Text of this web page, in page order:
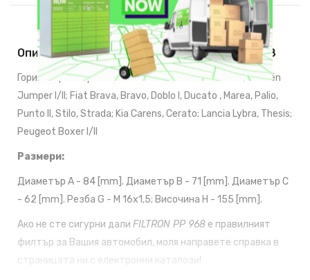
Описание На Горивен Филтър FILTRON PP 968
Горивен филтърFILTRON PP 968 за Alfa Romeo; Citroën
Jumper I/II; Fiat Brava, Bravo, Doblo I, Ducato , Marea, Palio,
Punto II, Stilo, Strada; Kia Carens, Cerato; Lancia Lybra, Thesis;
Peugeot Boxer I/II
Размери:
Диаметър A - 84 [mm]. Диаметър B - 71 [mm]. Диаметър C
- 62 [mm]. Резба G - M 16x1,5; Височина H - 155 [mm].
Ако не сте сигурни дали FILTRON PP 968 е правилният
филтър за Вашия автомобил, моля направете справка в
страницата ни с електронни каталози!